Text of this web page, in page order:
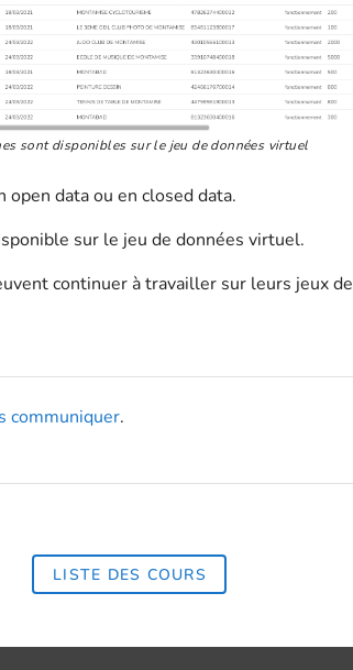
sont disponibles sur le jeu de données virtuel
data ou en closed data.
sur le jeu de données virtuel.
continuer à travailler sur leurs jeux
communiquer.
LISTE DES COURS